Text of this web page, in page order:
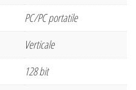
PC/PC portatile
Verticale
128 bit